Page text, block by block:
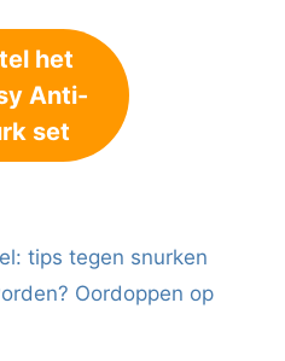
het
Anti-
set
tips tegen snurken
Oordoppen op